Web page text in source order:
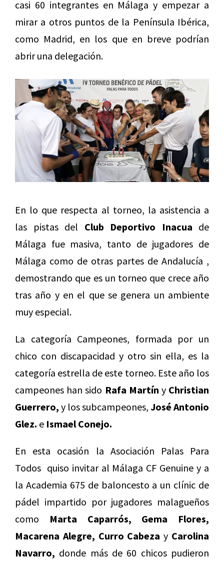
casi 60 integrantes en Málaga y empezar a
mirar a otros puntos de la Península Ibérica,
como Madrid, en los que en breve podrían
abrir una delegación.
En lo que respecta al torneo, la asistencia a
las pistas del Club Deportivo Inacua de
Málaga fue masiva, tanto de jugadores de
Málaga como de otras partes de Andalucía ,
demostrando que es un torneo que crece año
tras año y en el que se genera un ambiente
muy especial.
La categoría Campeones, formada por un
chico con discapacidad y otro sin ella, es la
categoría estrella de este torneo. Este año los
campeones han sido Rafa Martín y Christian
Guerrero, y los subcampeones, José Antonio
Glez. e Ismael Conejo.
En esta ocasión la Asociación Palas Para
Todos quiso invitar al Málaga CF Genuine y a
la Academia 675 de baloncesto a un clínic de
pádel impartido por jugadores malagueños
como Marta Caparrós, Gema Flores,
Macarena Alegre, Curro Cabeza y Carolina
Navarro, donde más de 60 chicos pudieron